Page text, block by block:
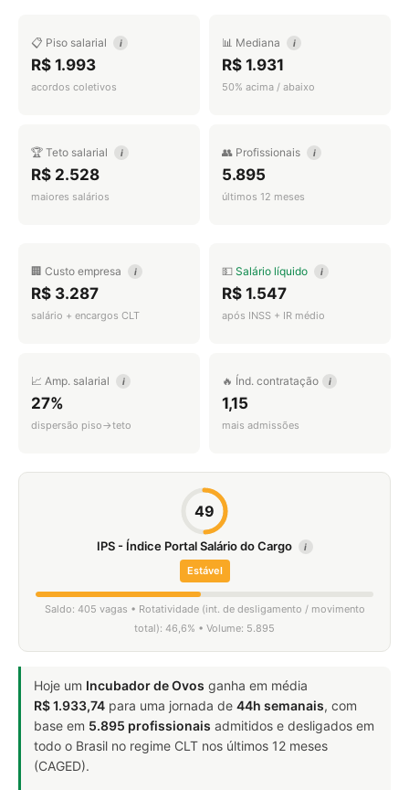
📋 Piso salarial i
R$ 1.993
acordos coletivos
📊 Mediana i
R$ 1.931
50% acima / abaixo
🏆 Teto salarial i
R$ 2.528
maiores salários
👥 Profissionais i
5.895
últimos 12 meses
🏢 Custo empresa i
R$ 3.287
salário + encargos CLT
💵 Salário líquido i
R$ 1.547
após INSS + IR médio
📈 Amp. salarial i
27%
dispersão piso→teto
🔥 Índ. contratação i
1,15
mais admissões
49
IPS - Índice Portal Salário do Cargo i
Estável
Saldo: 405 vagas • Rotatividade (int. de desligamento / movimento
total): 46,6% • Volume: 5.895
Hoje um Incubador de Ovos ganha em média
R$ 1.933,74 para uma jornada de 44h semanais, com
base em 5.895 profissionais admitidos e desligados em
todo o Brasil no regime CLT nos últimos 12 meses
(CAGED).